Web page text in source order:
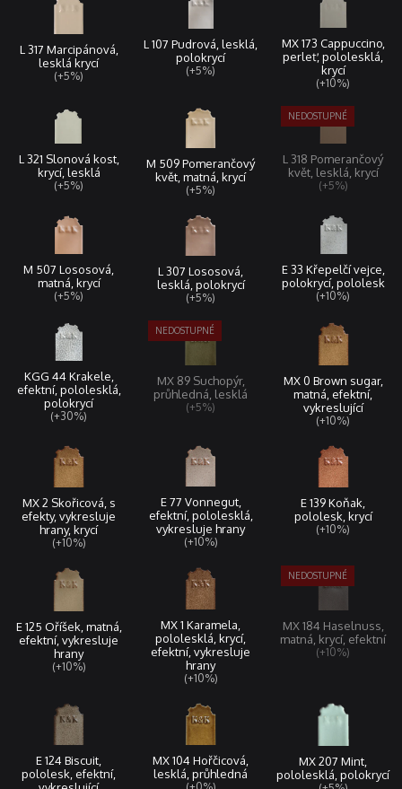
L 317 Marcipánová,
lesklá krycí
(+5%)
L 107 Pudrová, lesklá,
polokrycí
(+5%)
MX 173 Cappuccino,
perleť, pololesklá,
krycí
(+10%)
L 321 Slonová kost,
krycí, lesklá
(+5%)
M 509 Pomerančový
květ, matná, krycí
(+5%)
L 318 Pomerančový
květ, lesklá, krycí
(+5%)
M 507 Lososová,
matná, krycí
(+5%)
L 307 Lososová,
lesklá, polokrycí
(+5%)
E 33 Křepelčí vejce,
polokrycí, pololesk
(+10%)
KGG 44 Krakele,
efektní, pololesklá,
polokrycí
(+30%)
MX 89 Suchopýr,
průhledná, lesklá
(+5%)
MX 0 Brown sugar,
matná, efektní,
vykreslující
(+10%)
MX 2 Skořicová, s
efekty, vykresluje
hrany, krycí
(+10%)
E 77 Vonnegut,
efektní, pololesklá,
vykresluje hrany
(+10%)
E 139 Koňak,
pololesk, krycí
(+10%)
E 125 Oříšek, matná,
efektní, vykresluje
hrany
(+10%)
MX 1 Karamela,
pololesklá, krycí,
efektní, vykresluje
hrany
(+10%)
MX 184 Haselnuss,
matná, krycí, efektní
(+10%)
E 124 Biscuit,
pololesk, efektní,
MX 104 Hořčicová,
lesklá, průhledná
MX 207 Mint,
pololesklá, polokrycí